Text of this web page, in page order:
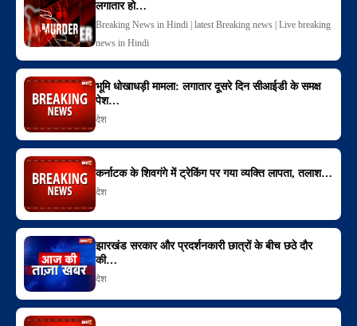
लगातार हो…
Breaking News in Hindi | latest Breaking news | Live breaking
news in Hindi
भूमि धोखाधड़ी मामला: लगातार दूसरे दिन सीआईडी के समक्ष
पेश…
देश
कर्नाटक के शिवगंगे में ट्रेकिंग पर गया व्यक्ति लापता, तलाश…
देश
झारखंड सरकार और प्रदर्शनकारी छात्रों के बीच छठे दौर
की…
देश